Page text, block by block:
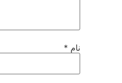
نام *